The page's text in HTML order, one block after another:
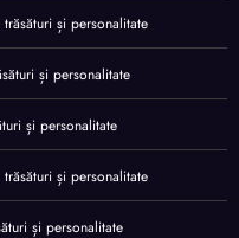
și personalitate
și personalitate
și personalitate
și personalitate
și personalitate